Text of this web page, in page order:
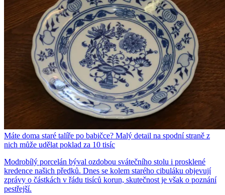
Máte doma staré talíře po babičce? Malý detail na spodní straně z
nich může udělat poklad za 10 tisíc
Modrobílý porcelán býval ozdobou svátečního stolu i prosklené
kredence našich předků. Dnes se kolem starého cibuláku objevují
zprávy o částkách v řádu tisíců korun, skutečnost je však o poznání
pestřejší.